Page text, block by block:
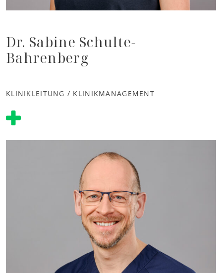
Dr. Sabine Schulte-
Bahrenberg
KLINIKLEITUNG / KLINIKMANAGEMENT